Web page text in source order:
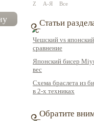
Z
А-Я Все
Статьи
Чешский vs
сравнение
Японский бисер
вес
Схема браслета из
в 2-х техниках
Обратите